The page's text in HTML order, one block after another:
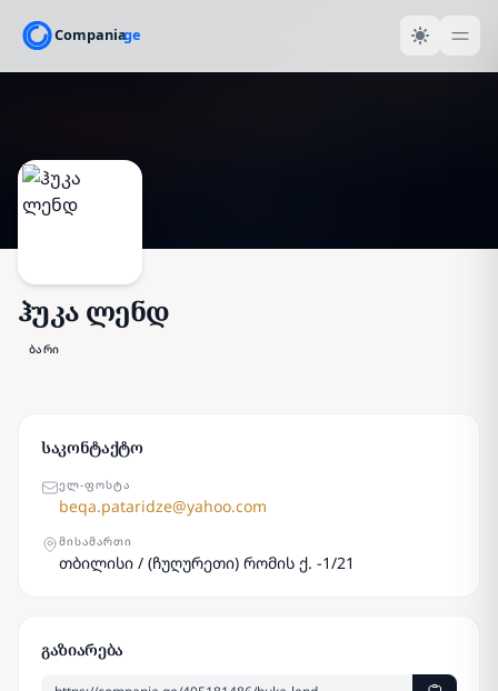
ჰუკა ლენდ
ბარი
საკონტაქტო
ᲔᲚ-ᲤᲝᲡᲢᲐ
beqa.pataridze@yahoo.com
ᲛᲘᲡᲐᲛᲐᲠᲗᲘ
თბილისი / (ჩუღურეთი) რომის ქ. -1/21
გაზიარება